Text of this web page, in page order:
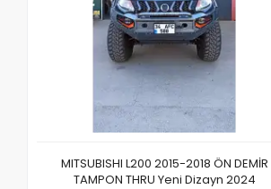
MITSUBISHI L200 2015-2018 ÖN DEMİR
TAMPON THRU Yeni Dizayn 2024